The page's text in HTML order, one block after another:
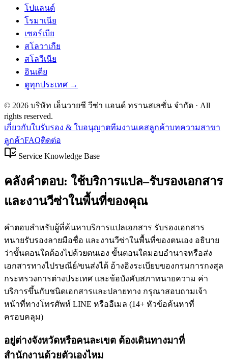
โปแลนด์
โรมาเนีย
เซอร์เบีย
สโลวาเกีย
สโลวีเนีย
อินเดีย
ดูทุกประเทศ →
© 2026 บริษัท เอ็นวายซี วีซ่า แอนด์ ทรานสเลชั่น จำกัด · All
rights reserved.
เกี่ยวกับใบรับรอง & ใบอนุญาตทีมงานเคสลูกค้าบทความสาขา
ลูกค้าFAQติดต่อ
Service Knowledge Base
คลังคำตอบ: ใช้บริการแปล–รับรองเอกสาร
และงานวีซ่าในพื้นที่ของคุณ
คำตอบสำหรับผู้ที่ค้นหาบริการแปลเอกสาร รับรองเอกสาร
ทนายรับรองลายมือชื่อ และงานวีซ่าในพื้นที่ของตนเอง อธิบาย
ว่าขั้นตอนใดต้องไปด้วยตนเอง ขั้นตอนใดมอบอำนาจหรือส่ง
เอกสารทางไปรษณีย์/ขนส่งได้ อ้างอิงระเบียบของกรมการกงสุล
กระทรวงการต่างประเทศ และข้อบังคับสภาทนายความ ค่า
บริการขึ้นกับชนิดเอกสารและปลายทาง กรุณาสอบถามเจ้า
หน้าที่ทางโทรศัพท์ LINE หรืออีเมล (14+ หัวข้อค้นหาที่
ครอบคลุม)
อยู่ต่างจังหวัดหรือคนละเขต ต้องเดินทางมาที่
สำนักงานด้วยตัวเองไหม